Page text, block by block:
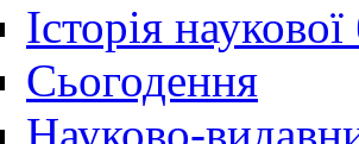
Історія
Сьогодення